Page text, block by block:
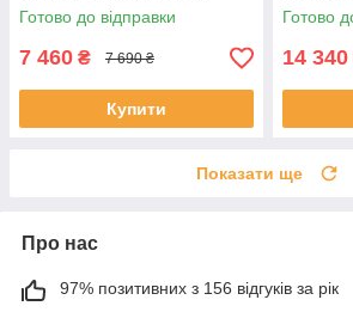
Готово до відправки
7 460 ₴ 7 690 ₴
Купити
Готово
14 340
Показати ще
Про нас
97% позитивних з 156 відгуків за рік